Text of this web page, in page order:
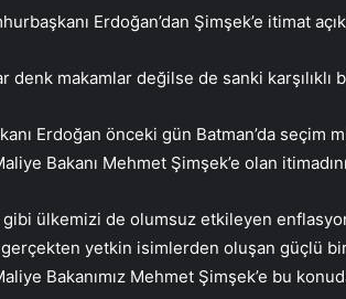
Erdoğan’dan Şimşek’e itimat
denk makamlar değilse de sanki karşılıklı
Erdoğan önceki gün Batman’da seçim
Bakanı Mehmet Şimşek’e olan
gibi ülkemizi de olumsuz etkileyen
yetkin isimlerden oluşan güçlü bir
Bakanımız Mehmet Şimşek’e bu